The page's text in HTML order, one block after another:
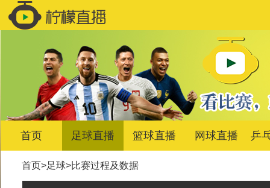
首页 足球直播 篮球直播 网球直播 乒
首页>足球>比赛过程及数据